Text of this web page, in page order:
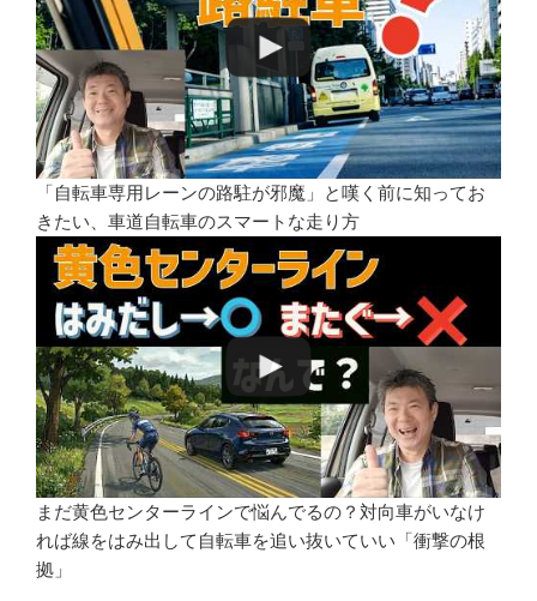
「自転車専用レーンの路駐が邪魔」と嘆く前に知ってお
きたい、車道自転車のスマートな走り方
まだ黄色センターラインで悩んでるの？対向車がいなけ
れば線をはみ出して自転車を追い抜いていい「衝撃の根
拠」